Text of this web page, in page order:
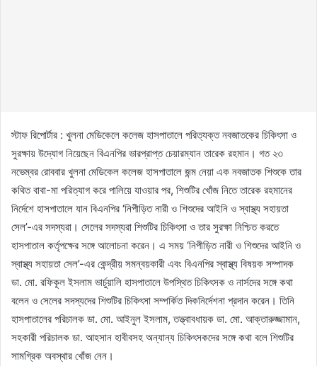
স্টাফ রিপোর্টার : খুলনা মেডিকেলে কলেজ হাসপাতালে পরিত্যক্ত নবজাতকের চিকিৎসা ও
সুরক্ষায় উদ্যোগ নিয়েছেন বিএনপির ভারপ্রাপ্ত চেয়ারম্যান তারেক রহমান। গত ২৩
নভেম্বর রোববার খুলনা মেডিকেল কলেজ হাসপাতালে জন্ম নেয়া এক নবজাতক শিশুকে তার
কথিত বাবা-মা পরিত্যাগ করে পালিয়ে যাওয়ার পর, শিশুটির খোঁজ নিতে তারেক রহমানের
নির্দেশে হাসপাতালে যান বিএনপির ‘নিপীড়িত নারী ও শিশুদের আইনি ও স্বাস্থ্য সহায়তা
সেল’-এর সদস্যরা। সেলের সদস্যরা শিশুটির চিকিৎসা ও তার সুরক্ষা নিশ্চিত করতে
হাসপাতাল কর্তৃপক্ষের সঙ্গে আলোচনা করেন। এ সময় ‘নিপীড়িত নারী ও শিশুদের আইনি ও
স্বাস্থ্য সহায়তা সেল’-এর কেন্দ্রীয় সমন্বয়কারী এবং বিএনপির স্বাস্থ্য বিষয়ক সম্পাদক
ডা. মো. রফিকূল ইসলাম ভার্চুয়ালি হাসপাতালে উপস্থিত চিকিৎসক ও নার্সদের সঙ্গে কথা
বলেন ও সেলের সদস্যদের শিশুটির চিকিৎসা সম্পর্কিত দিকনির্দেশনা প্রদান করেন। তিনি
হাসপাতালের পরিচালক ডা. মো. আইনুল ইসলাম, তত্ত্বাবধায়ক ডা. মো. আক্তারুজ্জামান,
সহকারী পরিচালক ডা. আহসান হাবীবসহ অন্যান্য চিকিৎসকদের সঙ্গে কথা বলে শিশুটির
সামগ্রিক অবস্থার খোঁজ নেন।